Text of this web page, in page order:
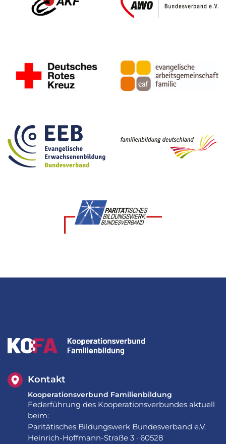
Kontakt
Kooperationsverbund Familienbildung
Federführung des Kooperationsverbundes aktuell
beim:
Paritätisches Bildungswerk Bundesverband e.V.
Heinrich-Hoffmann-Straße 3 · 60528